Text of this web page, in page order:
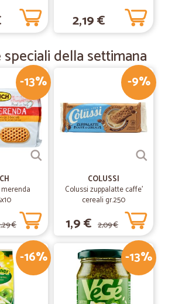
2,19 €
della settimana
-13%
€
-9%
COLUSSI
Colussi zuppalatte caffe'
cereali gr.250
1,9 € 2,09 €
-16% -13%